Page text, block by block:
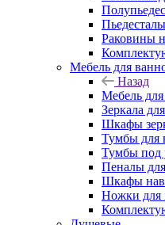
Пьедесталы
Раковины
Мебель для
Назад
Мебель
Зеркала
Шкафы
Тумбы для
Тумбы под
Пеналы
Шкафы
Ножки для